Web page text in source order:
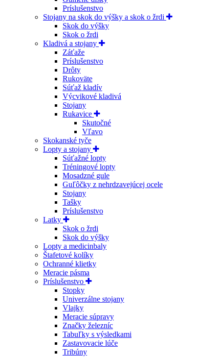
Príslušenstvo
Stojany na skok do výšky a skok o žrdi
Skok do výšky
Skok o žrdi
Kladivá a stojany
Záťaže
Príslušenstvo
Drôty
Rukoväte
Súťaž kladív
Výcvikové kladivá
Stojany
Rukavice
Skutočné
Vľavo
Skokanské tyče
Lopty a stojany
Súťažné lopty
Tréningové lopty
Mosadzné gule
Guľôčky z nehrdzavejúcej ocele
Stojany
Tašky
Príslušenstvo
Latky
Skok o žrdi
Skok do výšky
Lopty a medicinbaly
Štafetové kolíky
Ochranné klietky
Meracie pásma
Príslušenstvo
Stopky
Univerzálne stojany
Vlajky
Meracie súpravy
Značky železníc
Tabuľky s výsledkami
Zastavovacie lúče
Tribúny